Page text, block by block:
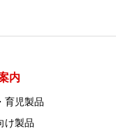
内
育児製品
け製品